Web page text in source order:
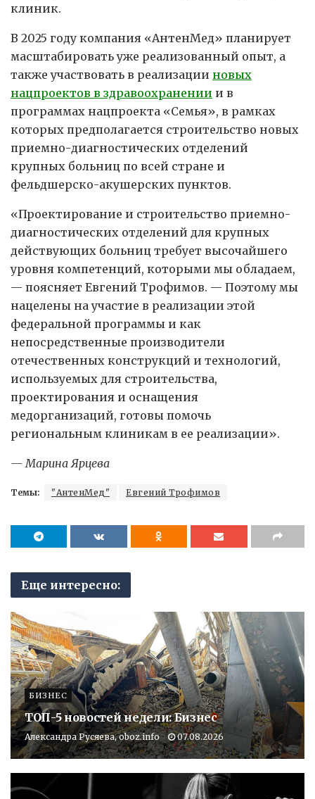
клиник.
В 2025 году компания «АнтенМед» планирует
масштабировать уже реализованный опыт, а
также участвовать в реализации новых
нацпроектов в здравоохранении и в
программах нацпроекта «Семья», в рамках
которых предполагается строительство новых
приемно-диагностических отделений
крупных больниц по всей стране и
фельдшерско-акушерских пунктов.
«Проектирование и строительство приемно-
диагностических отделений для крупных
действующих больниц требует высочайшего
уровня компетенций, которыми мы обладаем,
— поясняет Евгений Трофимов. — Поэтому мы
нацелены на участие в реализации этой
федеральной программы и как
непосредственные производители
отечественных конструкций и технологий,
используемых для строительства,
проектирования и оснащения
медорганизаций, готовы помочь
региональным клиникам в ее реализации».
— Марина Ярцева
Темы: "АнтенМед" Евгений Трофимов
Еще интересно:
БИЗНЕС
ТОП-5 новостей недели: Бизнес
Александра Русяева, oboz.info 07.08.2026